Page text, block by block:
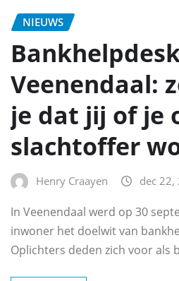
NIEUWS
Veenendaal:
je dat jij of je
slachtoffer
Henry Craayen dec 22,
In Veenendaal werd op 30
inwoner het doelwit van
Oplichters deden zich voor als